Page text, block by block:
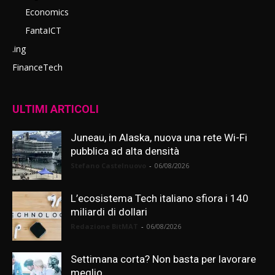
Economics
FantaICT
.ing
FinanceTech
ULTIMI ARTICOLI
Juneau, in Alaska, nuova una rete Wi-Fi
pubblica ad alta densità
- 06/08/2026
L’ecosistema Tech italiano sfiora i 140
miliardi di dollari
- 06/08/2026
Settimana corta? Non basta per lavorare
meglio